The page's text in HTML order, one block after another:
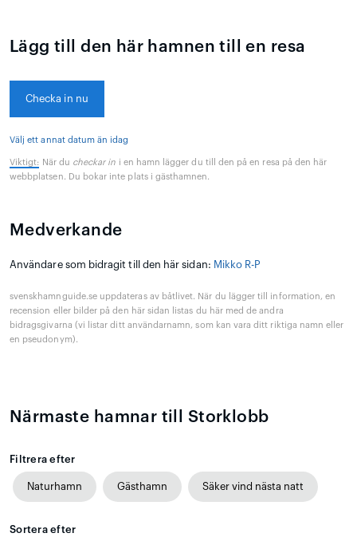
Lägg till den här hamnen till en resa
Checka in nu
Välj ett annat datum än idag
Viktigt: När du checkar in i en hamn lägger du till den på en resa på den här
webbplatsen. Du bokar inte plats i gästhamnen.
Medverkande
Användare som bidragit till den här sidan: Mikko R-P
svenskhamnguide.se uppdateras av båtlivet. När du lägger till information, en
recension eller bilder på den här sidan listas du här med de andra
bidragsgivarna (vi listar ditt användarnamn, som kan vara ditt riktiga namn eller
en pseudonym).
Närmaste hamnar till Storklobb
Filtrera efter
Naturhamn Gästhamn Säker vind nästa natt
Sortera efter